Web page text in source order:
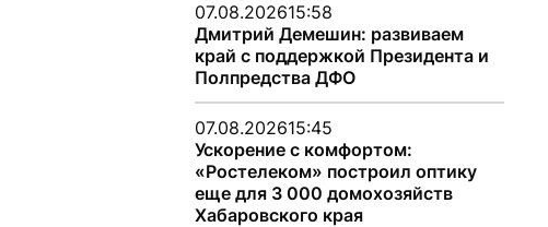
07.08.202615:58
Дмитрий Демешин: развиваем
край с поддержкой Президента и
Полпредства ДФО
07.08.202615:45
Ускорение с комфортом:
«Ростелеком» построил оптику
еще для 3 000 домохозяйств
Хабаровского края